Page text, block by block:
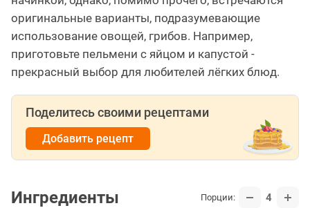
оригинальные варианты, подразумевающие
использование овощей, грибов. Например,
приготовьте пельмени с яйцом и капустой -
прекрасный выбор для любителей лёгких блюд.
Поделитесь своими рецептами
Добавить рецепт
Ингредиенты Порции: 4